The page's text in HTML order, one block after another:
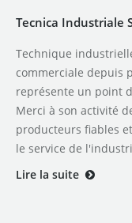
Tecnica Industriale
Technique
commerciale depuis
représente un point
Merci à son activité
producteurs fiables
le service de
Lire la suite